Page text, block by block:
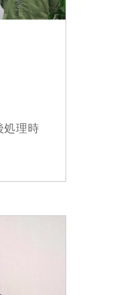
処理時